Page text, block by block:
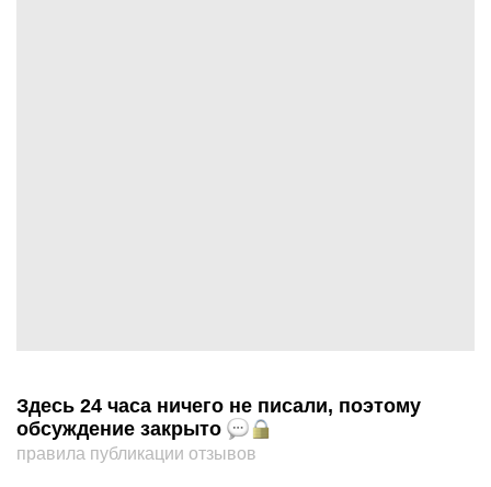
Здесь 24 часа ничего не писали, поэтому
обсуждение закрыто
правила публикации отзывов